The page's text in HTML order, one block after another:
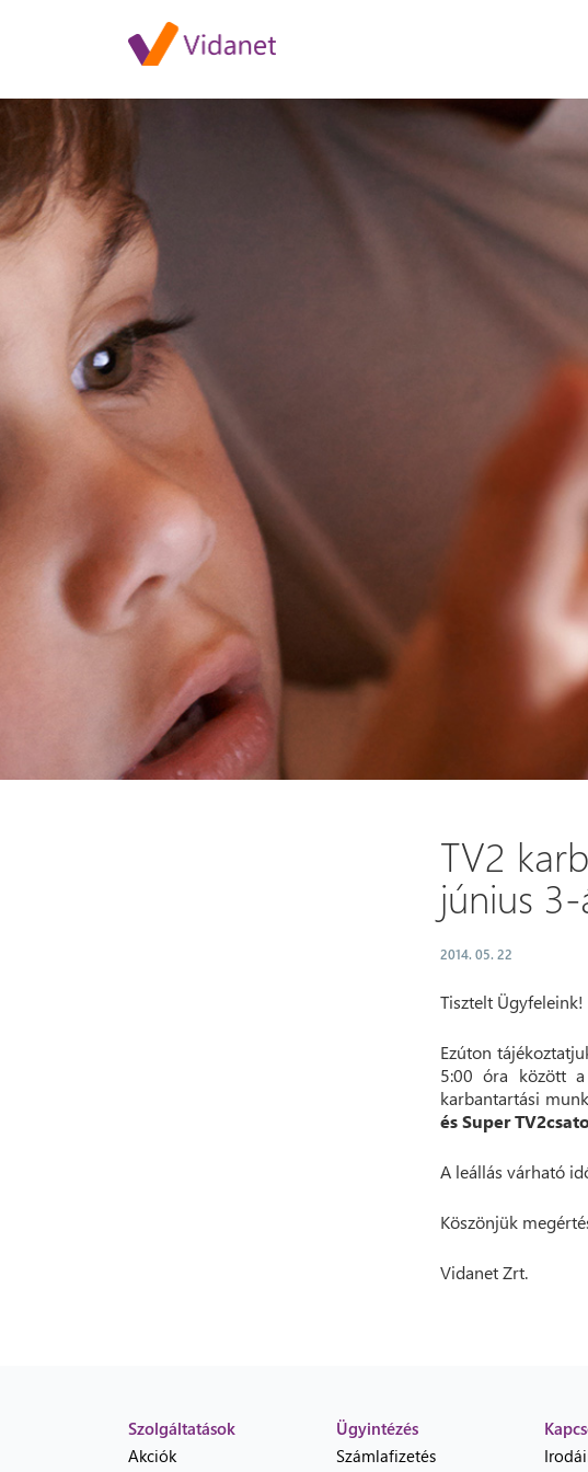
TV2 karbantartási munkálatok
TV2
június
2014. 05. 22
Tisztelt Ügyfeleink!
Ezúton
5:00 óra között a
karbantartási
és Super TV2
A leállás várható
Köszönjük
Vidanet Zrt.
Szolgáltatások
Akciók
Ügyintézés
Számlafizetés